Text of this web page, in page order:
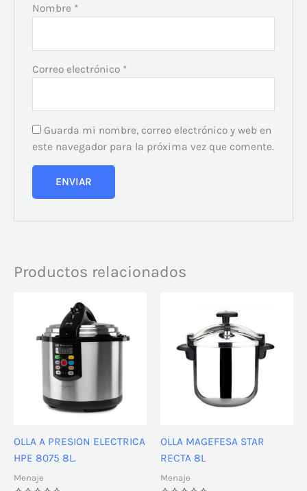
Nombre *
Correo electrónico *
Guarda mi nombre, correo electrónico y web en
este navegador para la próxima vez que comente.
Productos relacionados
OLLA A PRESION ELECTRICA
HPE 8075 8L.
Menaje
OLLA MAGEFESA STAR
RECTA 8L
Menaje